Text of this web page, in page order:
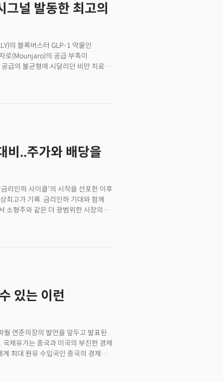
끌어올려 창출하는 자본 소득은
지수는 지난 10년 동안 연평균
수익을 기록했다. 다만 배당 귀족
시 손실이 상대적으로 덜하다. 이는
집중되어 있어 급격한 성장보다는
널 발동한 최고의
의 블록버스터 GLP-1 약물인
로(Mounjaro)의 공급 부족이
급의 불균형에 시달리던 비만 치료제
하면서 GLP-1 혁명이 여전히 일라이
의 약물들이 여전히 FDA의 공급
를 좀 더 실질적인 평가로 전환시킬
접하기 어려운 소비자들을 위해
는 온라인 DTC(Direct-to-Consumer)
자의견을 '매수'로 유지하며 목표가를
1 제품군이 경쟁에도 '최고 수준의
정인 후기 단계의 후보들이 강력한
비..주가와 배당을
리인하 사이클'의 시작을 선포한 이후
최고가 기록. 금리인하 기대와 함께
소형주와 같은 더 광범위한 시장의
단 및 이스라엘-헤스볼라 공격
으로 예상되면서 연준의 금리인하
인플레이션 기대율은 2.01%, 10년
터7월 내구재주문이 전월 대비 9.9%
지난 6월 -6.9%(하향 조정)에서
. 다만 교통 부문을 제외한 핵심
가를 견인했음을 시사. 4. 시장 전망과
몇 주간 예상보다 높은 데이터가
있다고 경고. 그는 파월 의장의 발언이
있는 이런
연준의장의 발언을 앞두고 발표된
제유가는 중국과 미국의 부진한 경제
최대 원유 수입국인 중국의 경제
시. 2. 잭슨홀 미팅 킥오프...